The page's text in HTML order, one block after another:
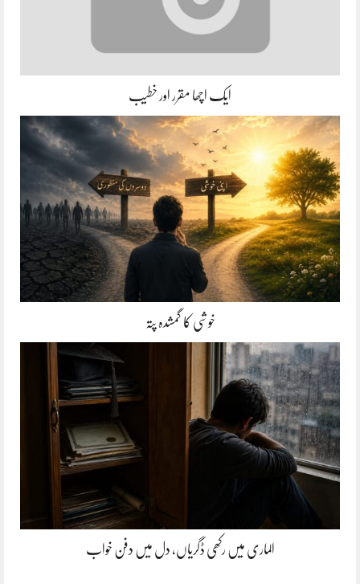
ایک اچھا مقرر اور خطیب
خوشی کا گمشدہ پتہ
الماری میں رکھی ڈگریاں، دل میں دفن خواب